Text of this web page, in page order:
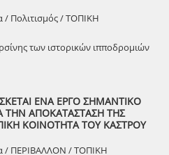
/ Πολιτισμός / ΤΟΠΙΚΗ
των ιστορικών ιπποδρομιών
ΕΝΑ ΕΡΓΟ ΣΗΜΑΝΤΙΚΟ
ΤΗΝ ΑΠΟΚΑΤΑΣΤΑΣΗ ΤΗΣ
ΚΟΙΝΟΤΗΤΑ ΤΟΥ ΚΑΣΤΡΟΥ
/ ΠΕΡΙΒΑΛΛΟΝ / ΤΟΠΙΚΗ